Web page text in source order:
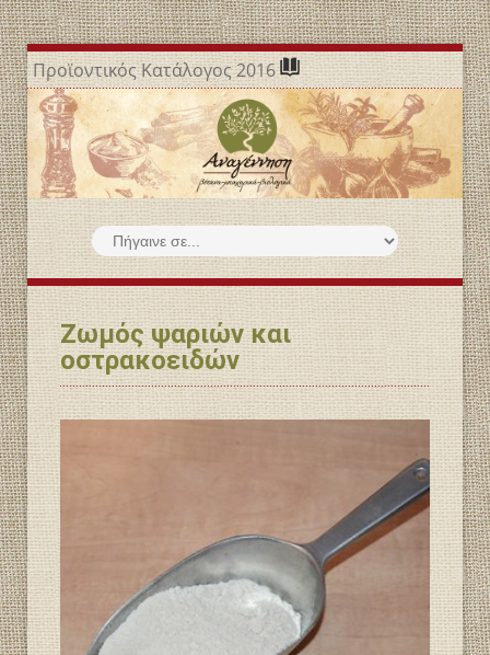
Προϊοντικός Κατάλογος 2016
Ζωμός ψαριών και
οστρακοειδών